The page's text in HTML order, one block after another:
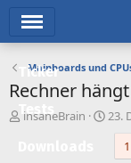
Ticker
Tests
Mainboards und
Rechner
E
insaneBrain
E
23.